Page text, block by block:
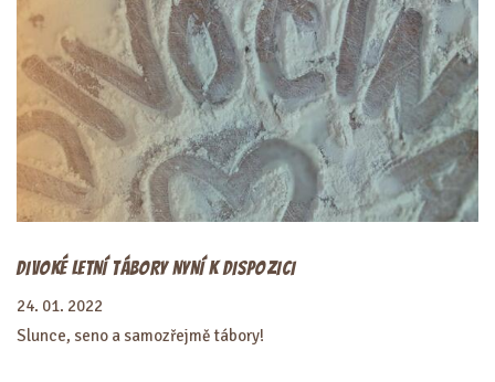
DIVOKÉ LETNÍ TÁBORY NYNÍ K DISPOZICI
24. 01. 2022
Slunce, seno a samozřejmě tábory!